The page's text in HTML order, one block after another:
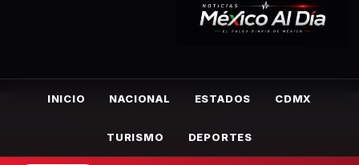
INICIO NACIONAL ESTADOS CDMX
TURISMO DEPORTES